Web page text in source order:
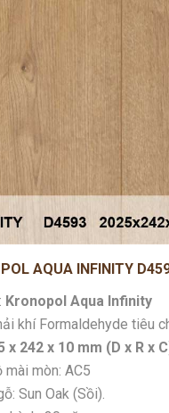
AQUA INFINITY
Kronopol Aqua Infinity
khí Formaldehyde tiêu
x 242 x 10 mm (D x R x
Sun Oak (Sồi).
hành: 30 năm.
ngập nước: 2 năm.
trực tiếp từ:Ba Lan.